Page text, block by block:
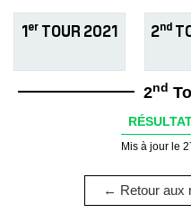
1er TOUR 2021 2nd
2nd
Mis à jour le
← Retour aux